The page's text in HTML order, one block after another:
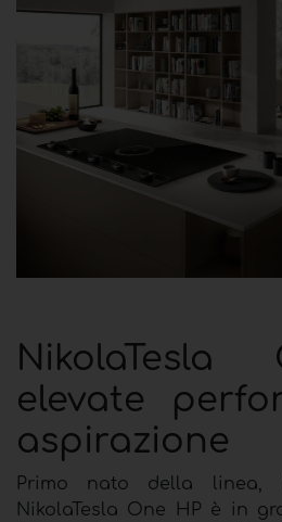
elevate
aspirazione
Primo nato della
NikolaTesla One HP è in